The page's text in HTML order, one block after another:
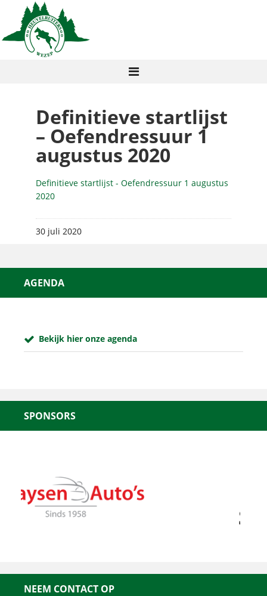
Definitieve startlijst
– Oefendressuur 1
augustus 2020
Definitieve startlijst - Oefendressuur 1 augustus
2020
30 juli 2020
AGENDA
Bekijk hier onze agenda
SPONSORS
NEEM CONTACT OP